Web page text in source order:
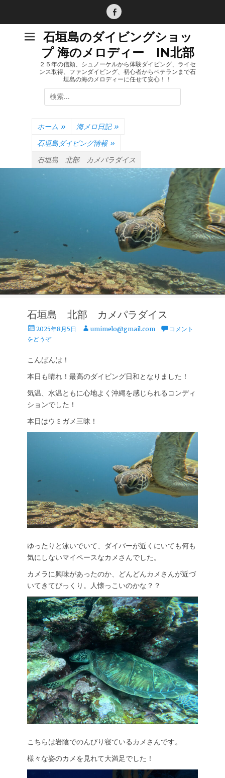
Facebook
石垣島のダイビングショッ
プ 海のメロディー IN北部
２５年の信頼、シュノーケルから体験ダイビング、ライセ
ンス取得、ファンダイビング、初心者からベテランまで石
垣島の海のメロディーに任せて安心！！
検
索:
ホーム » 海メロ日記 »
石垣島ダイビング情報 »
石垣島 北部 カメパラダイス
石垣島 北部 カメパラダイス
投
稿
2025年8月5日
投 umimelo@gmail.com
コメント
をどうぞ
こんばんは！
本日も晴れ！最高のダイビング日和となりました！
気温、水温ともに心地よく沖縄を感じられるコンディ
ションでした！
本日はウミガメ三昧！
ゆったりと泳いでいて、ダイバーが近くにいても何も
気にしないマイペースなカメさんでした。
カメラに興味があったのか、どんどんカメさんが近づ
いてきてびっくり。人懐っこいのかな？？
こちらは岩陰でのんびり寝ているカメさんです。
様々な姿のカメを見れて大満足でした！